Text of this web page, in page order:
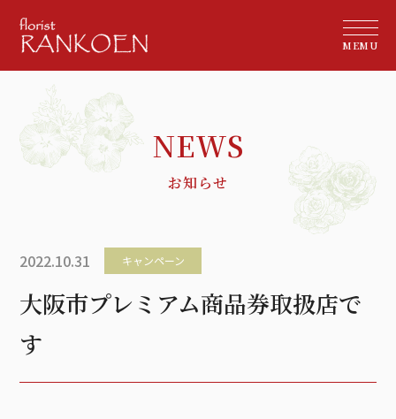
MEMU
お知らせ
2022.10.31 キャンペーン
大阪市プレミアム商品券取扱店で
す